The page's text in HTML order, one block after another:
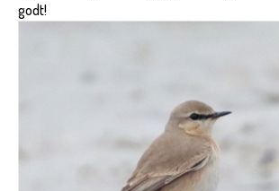
godt!